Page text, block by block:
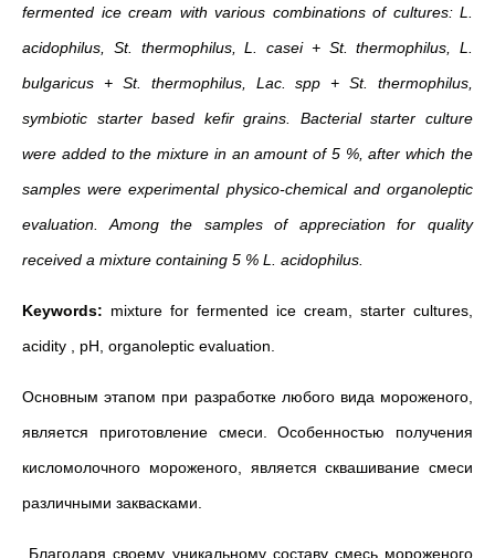
fermented ice cream with various combinations of cultures: L.
acidophilus, St. thermophilus, L. casei + St. thermophilus, L.
bulgaricus + St. thermophilus, Lac. spp + St. thermophilus,
symbiotic starter based kefir grains. Bacterial starter culture
were added to the mixture in an amount of 5 %, after which the
samples were experimental physico-chemical and organoleptic
evaluation. Among the samples of appreciation for quality
received a mixture containing 5 % L. acidophilus.
Keywords: mixture for fermented ice cream, starter cultures,
acidity , pH, organoleptic evaluation.
Основным этапом при разработке любого вида мороженого,
является приготовление смеси. Особенностью получения
кисломолочного мороженого, является сквашивание смеси
различными заквасками.
Благодаря своему уникальному составу смесь мороженого